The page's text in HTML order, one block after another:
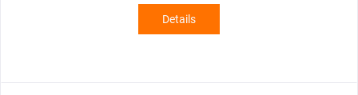
Details